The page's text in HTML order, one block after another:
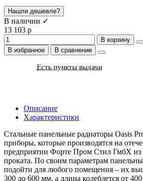
Нашли дешевле?
В наличии ✓
13 103 р
В корзину
В избранное
В сравнение
Есть пункты выдачи
Описание
Характеристики
Стальные панельные радиаторы Oasis
приборы, которые производятся на
предприятии Форте Пром Стил ГмбХ из
проката. По своим параметрам
подойти для любого помещения – их
300 до 600 мм, а длина колеблется от